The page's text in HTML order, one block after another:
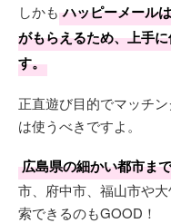
しかも ハッピーメール
がもらえるため、上手
す。
正直遊び目的でマッチ
は使うべきですよ。
広島県の細かい都市ま
市、府中市、福山市や
索できるのもGOOD！